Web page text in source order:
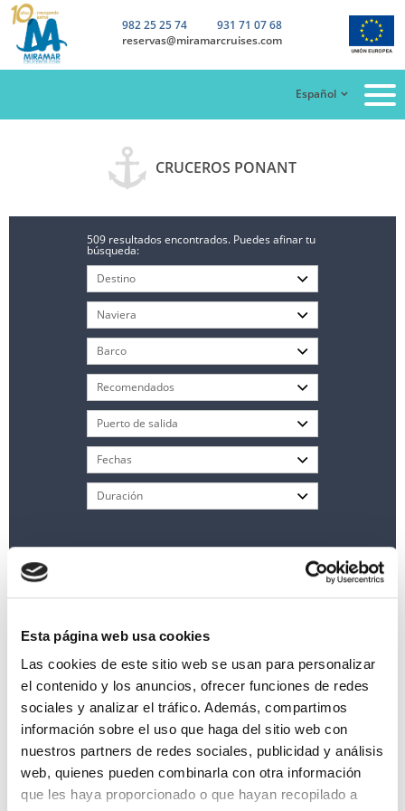
Esta página web usa cookies
Las cookies de este sitio web se usan para personalizar
el contenido y los anuncios, ofrecer funciones de redes
sociales y analizar el tráfico. Además, compartimos
información sobre el uso que haga del sitio web con
nuestros partners de redes sociales, publicidad y análisis
web, quienes pueden combinarla con otra información
que les haya proporcionado o que hayan recopilado a
982 25 25 74
931 71 07 68
reservas@miramarcruises.com
Español
CRUCEROS PONANT
509 resultados encontrados. Puedes afinar tu
búsqueda:
Mediterráneo desde Málaga en Le Boreal
pasando por Cádiz
8 días a bordo delLe Borealdesde Málaga
Málaga Marbella Tanger Cádiz Lagos
Setubal
Figueira da Foz